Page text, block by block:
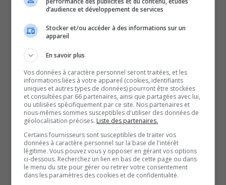
régionale. Avec un bulletin de 12 minutes sur l’heure du
pour faire un tour d’horizon complet de ce qui a marqué
QUESTION DU JOUR
Commentaires
SOUTENIR NOS MÉDIAS, C’EST PROTÉGER NOTRE
CULTURE ET NOTRE ÉCONOMIE
d’audience et développement de services
Stocker et/ou accéder à des informations sur un
appareil
En savoir plus
Vos données à caractère personnel seront traitées, et les
informations liées à votre appareil (cookies, identifiants
uniques et autres types de données) pourront être stockées
et consultées par 66 partenaires, ainsi que partagées avec lui,
ou utilisées spécifiquement par ce site. Nos partenaires et
nous-mêmes sommes susceptibles d'utiliser des données de
géolocalisation précises. Liste des partenaires.
Certains fournisseurs sont susceptibles de traiter vos
données à caractère personnel sur la base de l'intérêt
légitime. Vous pouvez vous y opposer en gérant vos options
ci-dessous. Recherchez un lien en bas de cette page ou dans
le menu du site pour gérer ou retirer votre consentement
dans les paramètres des cookies et de confidentialité.